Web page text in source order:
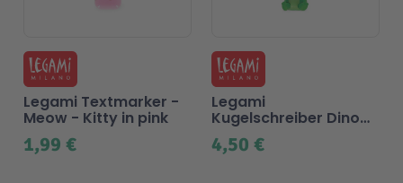
1,99 €
Legami Textmarker -
Meow - Kitty in pink
4,50 €
Legami
Kugelschreiber Dino
mit Standfuß, schwarz